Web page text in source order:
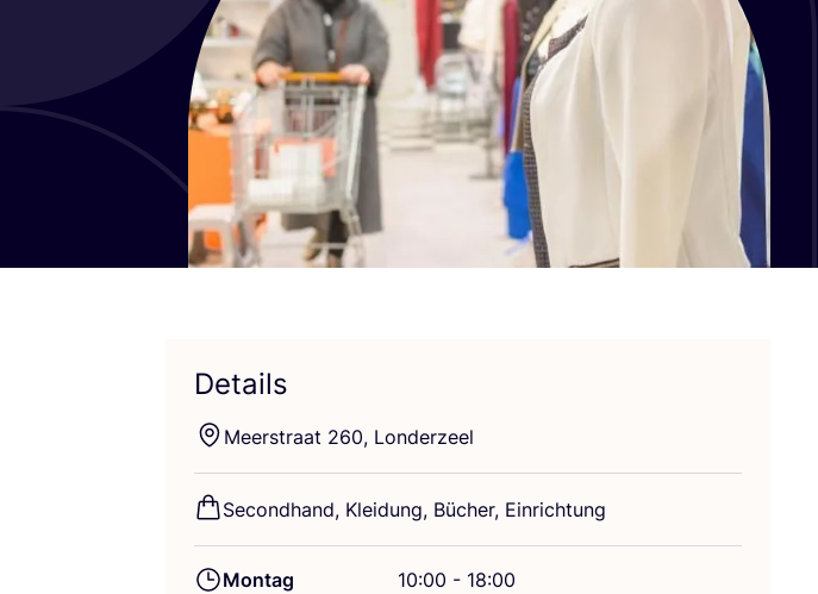
Details
Meer­stra­at 260, Londerzeel
Second­hand, Klei­dung, Bücher, Einrichtung
Montag
10:00 - 18:00